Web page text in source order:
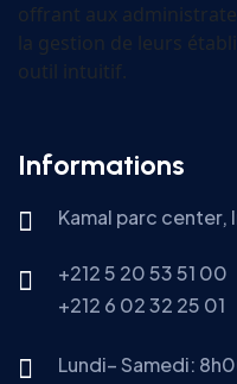
offrant aux
la gestion de leurs
outil intuitif.
Informations
Kamal parc center,
+212 5 20 53 51 00
+212 6 02 32 25 01
Lundi– Samedi: